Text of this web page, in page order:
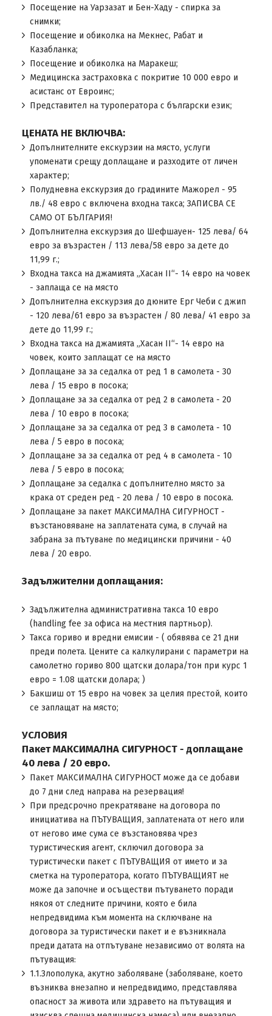
Посещение на Уарзазат и Бен-Хаду - спирка за
снимки;
Посещение и обиколка на Мекнес, Рабат и
Казабланка;
Посещение и обиколка на Маракеш;
Медицинска застраховка с покритие 10 000 евро и
асистанс от Евроинс;
Представител на туроператора с български език;
ЦЕНАТА НЕ ВКЛЮЧВА:
Допълнителните екскурзии на място, услуги
упоменати срещу доплащане и разходите от личен
характер;
Полудневна екскурзия до градините Мажорел - 95
лв./ 48 евро с включена входна такса; ЗАПИСВА СЕ
САМО ОТ БЪЛГАРИЯ!
Допълнителна екскурзия до Шефшауен- 125 лева/ 64
евро за възрастен / 113 лева/58 евро за дете до
11,99 г.;
Входна такса на джамията „Хасан ІІ“- 14 евро на човек
- заплаща се на място
Допълнителна екскурзия до дюните Ерг Чеби с джип
- 120 лева/61 евро за възрастен / 80 лева/ 41 евро за
дете до 11,99 г.;
Входна такса на джамията „Хасан ІІ“- 14 евро на
човек, които заплащат се на място
Доплащане за за седалка от ред 1 в самолета - 30
лева / 15 евро в посока;
Доплащане за за седалка от ред 2 в самолета - 20
лева / 10 евро в посока;
Доплащане за за седалка от ред 3 в самолета - 10
лева / 5 евро в посока;
Доплащане за за седалка от ред 4 в самолета - 10
лева / 5 евро в посока;
Доплащане за седалка с допълнително място за
крака от среден ред - 20 лева / 10 евро в посока.
Доплащане за пакет МАКСИМАЛНА СИГУРНОСТ -
възстановяване на заплатената сума, в случай на
забрана за пътуване по медицински причини - 40
лева / 20 евро.
Задължителни доплащания:
Задължителна административна такса 10 евро
(handling fee за офиса на местния партньор).
Такса гориво и вредни емисии - ( обявява се 21 дни
преди полета. Цените са калкулирани с параметри на
самолетно гориво 800 щатски долара/тон при курс 1
евро = 1.08 щатски долара; )
Бакшиш от 15 евро на човек за целия престой, които
се заплащат на място;
УСЛОВИЯ
Пакет МАКСИМАЛНА СИГУРНОСТ - доплащане
40 лева / 20 евро.
Пакет МАКСИМАЛНА СИГУРНОСТ може да се добави
до 7 дни след направа на резервация!
При предсрочно прекратяване на договора по
инициатива на ПЪТУВАЩИЯ, заплатената от него или
от негово име сума се възстановява чрез
туристическия агент, сключил договора за
туристически пакет с ПЪТУВАЩИЯ от името и за
сметка на туроператора, когато ПЪТУВАЩИЯТ не
може да започне и осъществи пътуването поради
някоя от следните причини, която е била
непредвидима към момента на сключване на
договора за туристически пакет и е възникнала
преди датата на отпътуване независимо от волята на
пътуващия:
1.1.Злополука, акутно заболяване (заболяване, което
възниква внезапно и непредвидимо, представлява
опасност за живота или здравето на пътуващия и